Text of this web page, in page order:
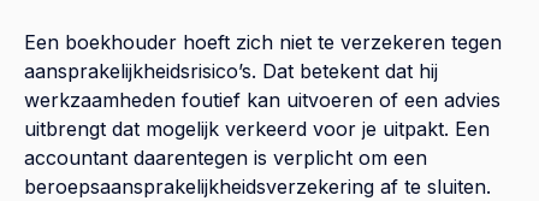
Een boekhouder hoeft zich niet te verzekeren tegen
aansprakelijkheidsrisico’s. Dat betekent dat hij
werkzaamheden foutief kan uitvoeren of een advies
uitbrengt dat mogelijk verkeerd voor je uitpakt. Een
accountant daarentegen is verplicht om een
beroepsaansprakelijkheidsverzekering af te sluiten.